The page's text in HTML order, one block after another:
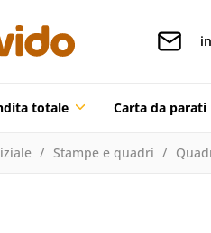
totale Carta da parati
Stampe e quadri